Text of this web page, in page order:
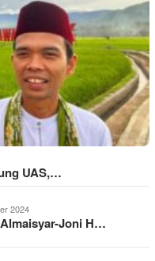
UAS,…
2024
Joni H…